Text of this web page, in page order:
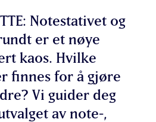
Notestativet og
er et nøye
kaos. Hvilke
finnes for å gjøre
Vi guider deg
av note-,